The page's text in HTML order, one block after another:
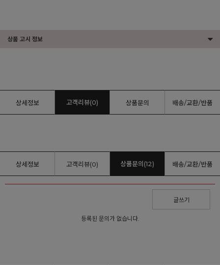
상품 고시 정보
상세정보 고객리뷰(0) 상품문의 배송/교환/반품
상세정보 고객리뷰(0) 상품문의(12) 배송/교환/반품
글쓰기
등록된 문의가 없습니다.